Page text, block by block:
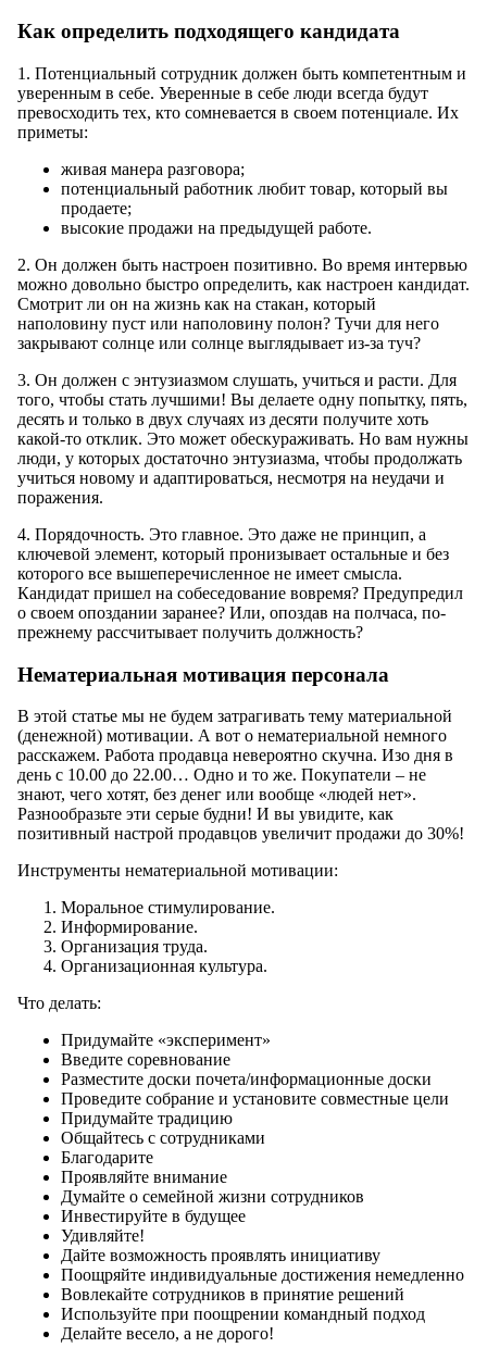
Как определить подходящего кандидата
1. Потенциальный сотрудник должен быть компетентным и
уверенным в себе. Уверенные в себе люди всегда будут
превосходить тех, кто сомневается в своем потенциале. Их
приметы:
живая манера разговора;
потенциальный работник любит товар, который вы
продаете;
высокие продажи на предыдущей работе.
2. Он должен быть настроен позитивно. Во время интервью
можно довольно быстро определить, как настроен кандидат.
Смотрит ли он на жизнь как на стакан, который
наполовину пуст или наполовину полон? Тучи для него
закрывают солнце или солнце выглядывает из-за туч?
3. Он должен с энтузиазмом слушать, учиться и расти. Для
того, чтобы стать лучшими! Вы делаете одну попытку, пять,
десять и только в двух случаях из десяти получите хоть
какой-то отклик. Это может обескураживать. Но вам нужны
люди, у которых достаточно энтузиазма, чтобы продолжать
учиться новому и адаптироваться, несмотря на неудачи и
поражения.
4. Порядочность. Это главное. Это даже не принцип, а
ключевой элемент, который пронизывает остальные и без
которого все вышеперечисленное не имеет смысла.
Кандидат пришел на собеседование вовремя? Предупредил
о своем опоздании заранее? Или, опоздав на полчаса, по-
прежнему рассчитывает получить должность?
Нематериальная мотивация персонала
В этой статье мы не будем затрагивать тему материальной
(денежной) мотивации. А вот о нематериальной немного
расскажем. Работа продавца невероятно скучна. Изо дня в
день с 10.00 до 22.00… Одно и то же. Покупатели – не
знают, чего хотят, без денег или вообще «людей нет».
Разнообразьте эти серые будни! И вы увидите, как
позитивный настрой продавцов увеличит продажи до 30%!
Инструменты нематериальной мотивации:
Моральное стимулирование.
Информирование.
Организация труда.
Организационная культура.
Что делать:
Придумайте «эксперимент»
Введите соревнование
Разместите доски почета/информационные доски
Проведите собрание и установите совместные цели
Придумайте традицию
Общайтесь с сотрудниками
Благодарите
Проявляйте внимание
Думайте о семейной жизни сотрудников
Инвестируйте в будущее
Удивляйте!
Дайте возможность проявлять инициативу
Поощряйте индивидуальные достижения немедленно
Вовлекайте сотрудников в принятие решений
Используйте при поощрении командный подход
Делайте весело, а не дорого!